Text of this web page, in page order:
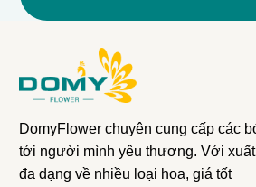
DomyFlower chuyên cung cấp các
tới người mình yêu thương. Với
đa dạng về nhiều loại hoa, giá tốt